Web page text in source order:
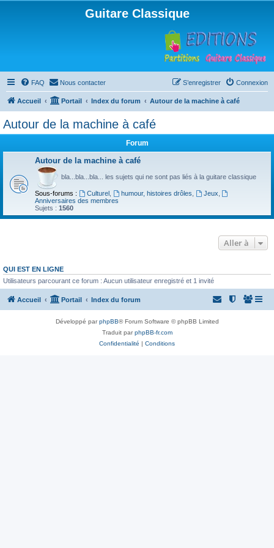
Guitare Classique
FAQ Nous contacter Connexion
S’enregistrer
Accueil Portail Index du forum Autour de la machine à café
Autour de la machine à café
Forum
Autour de la machine à café
bla...bla...bla... les sujets qui ne sont pas liés à la guitare classique
Sous-forums : Culturel, humour, histoires drôles Jeux
Anniversaires des membres
Sujets : 1560
Aller à
QUI EST EN LIGNE
Utilisateurs parcourant ce forum : Aucun utilisateur enregistré et 1 invité
Accueil Portail Index du forum
Développé parphpBB® Forum Software © phpBB Limited
Traduit parphpBB-fr.com
Confidentialité | Conditions